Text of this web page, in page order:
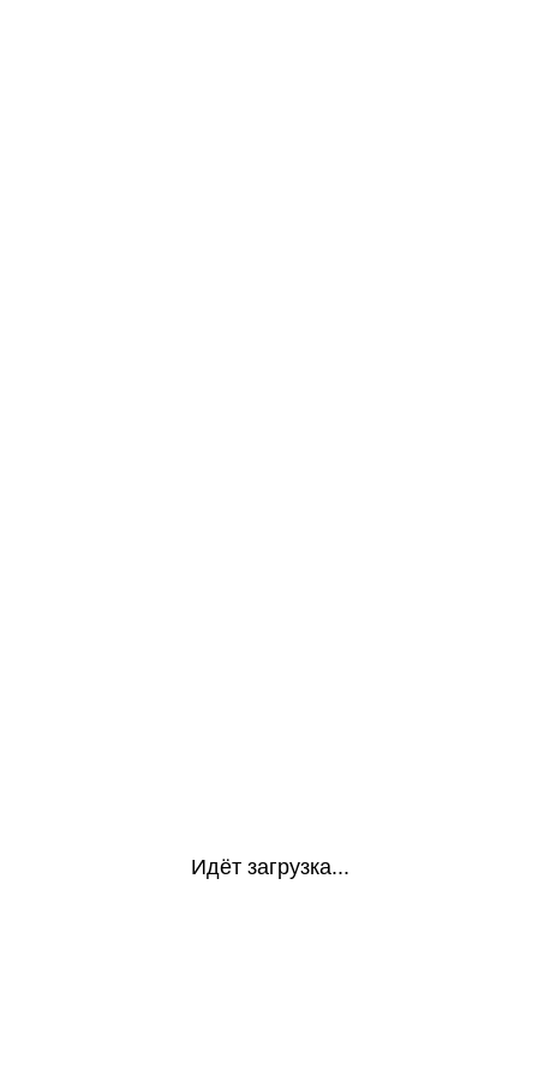
Идёт загрузка...